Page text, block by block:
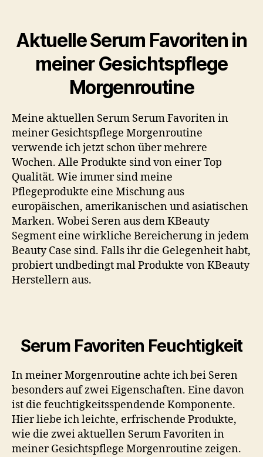
Aktuelle Serum Favoriten in
meiner Gesichtspflege
Morgenroutine
Meine aktuellen Serum Serum Favoriten in
meiner Gesichtspflege Morgenroutine
verwende ich jetzt schon über mehrere
Wochen. Alle Produkte sind von einer Top
Qualität. Wie immer sind meine
Pflegeprodukte eine Mischung aus
europäischen, amerikanischen und asiatischen
Marken. Wobei Seren aus dem KBeauty
Segment eine wirkliche Bereicherung in jedem
Beauty Case sind. Falls ihr die Gelegenheit habt,
probiert undbedingt mal Produkte von KBeauty
Herstellern aus.
Serum Favoriten Feuchtigkeit
In meiner Morgenroutine achte ich bei Seren
besonders auf zwei Eigenschaften. Eine davon
ist die feuchtigkeitsspendende Komponente.
Hier liebe ich leichte, erfrischende Produkte,
wie die zwei aktuellen Serum Favoriten in
meiner Gesichtspflege Morgenroutine zeigen.